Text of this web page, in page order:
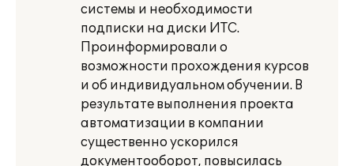
системы и необходимости
подписки на диски ИТС.
Проинформировали о
возможности прохождения курсов
и об индивидуальном обучении. В
результате выполнения проекта
автоматизации в компании
существенно ускорился
документооборот, повысилась